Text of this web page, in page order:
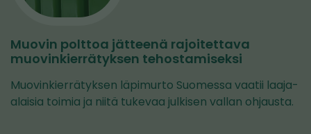
Muovin polttoa jätteenä rajoitettava
muovinkierrätyksen tehostamiseksi
Muovinkierrätyksen läpimurto Suomessa vaatii laaja-
alaisia toimia ja niitä tukevaa julkisen vallan ohjausta.